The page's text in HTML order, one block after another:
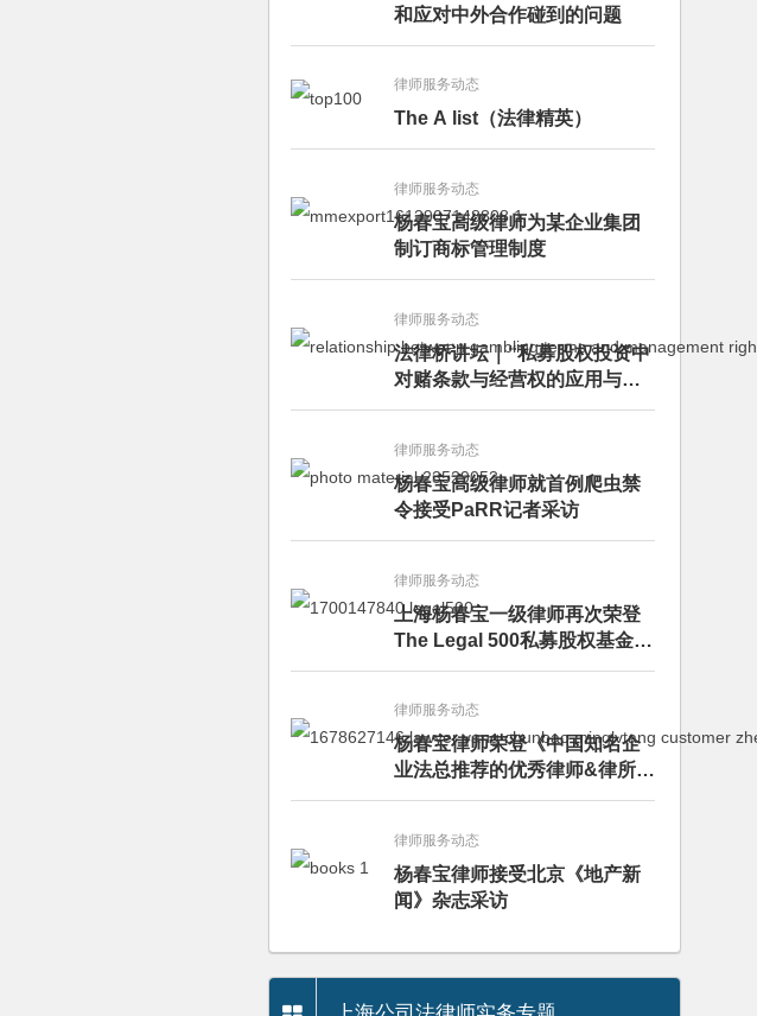
和应对中外合作碰到的问题
律师服务动态
The A list（法律精英）
律师服务动态
杨春宝高级律师为某企业集团
制订商标管理制度
律师服务动态
法律桥讲坛｜“私募股权投资中
对赌条款与经营权的应用与案
例分析”讲座成功举办
律师服务动态
杨春宝高级律师就首例爬虫禁
令接受PaRR记者采访
律师服务动态
上海杨春宝一级律师再次荣登
The Legal 500私募股权基金律
师榜单
律师服务动态
杨春宝律师荣登《中国知名企
业法总推荐的优秀律师&律所》
推荐名录
律师服务动态
杨春宝律师接受北京《地产新
闻》杂志采访